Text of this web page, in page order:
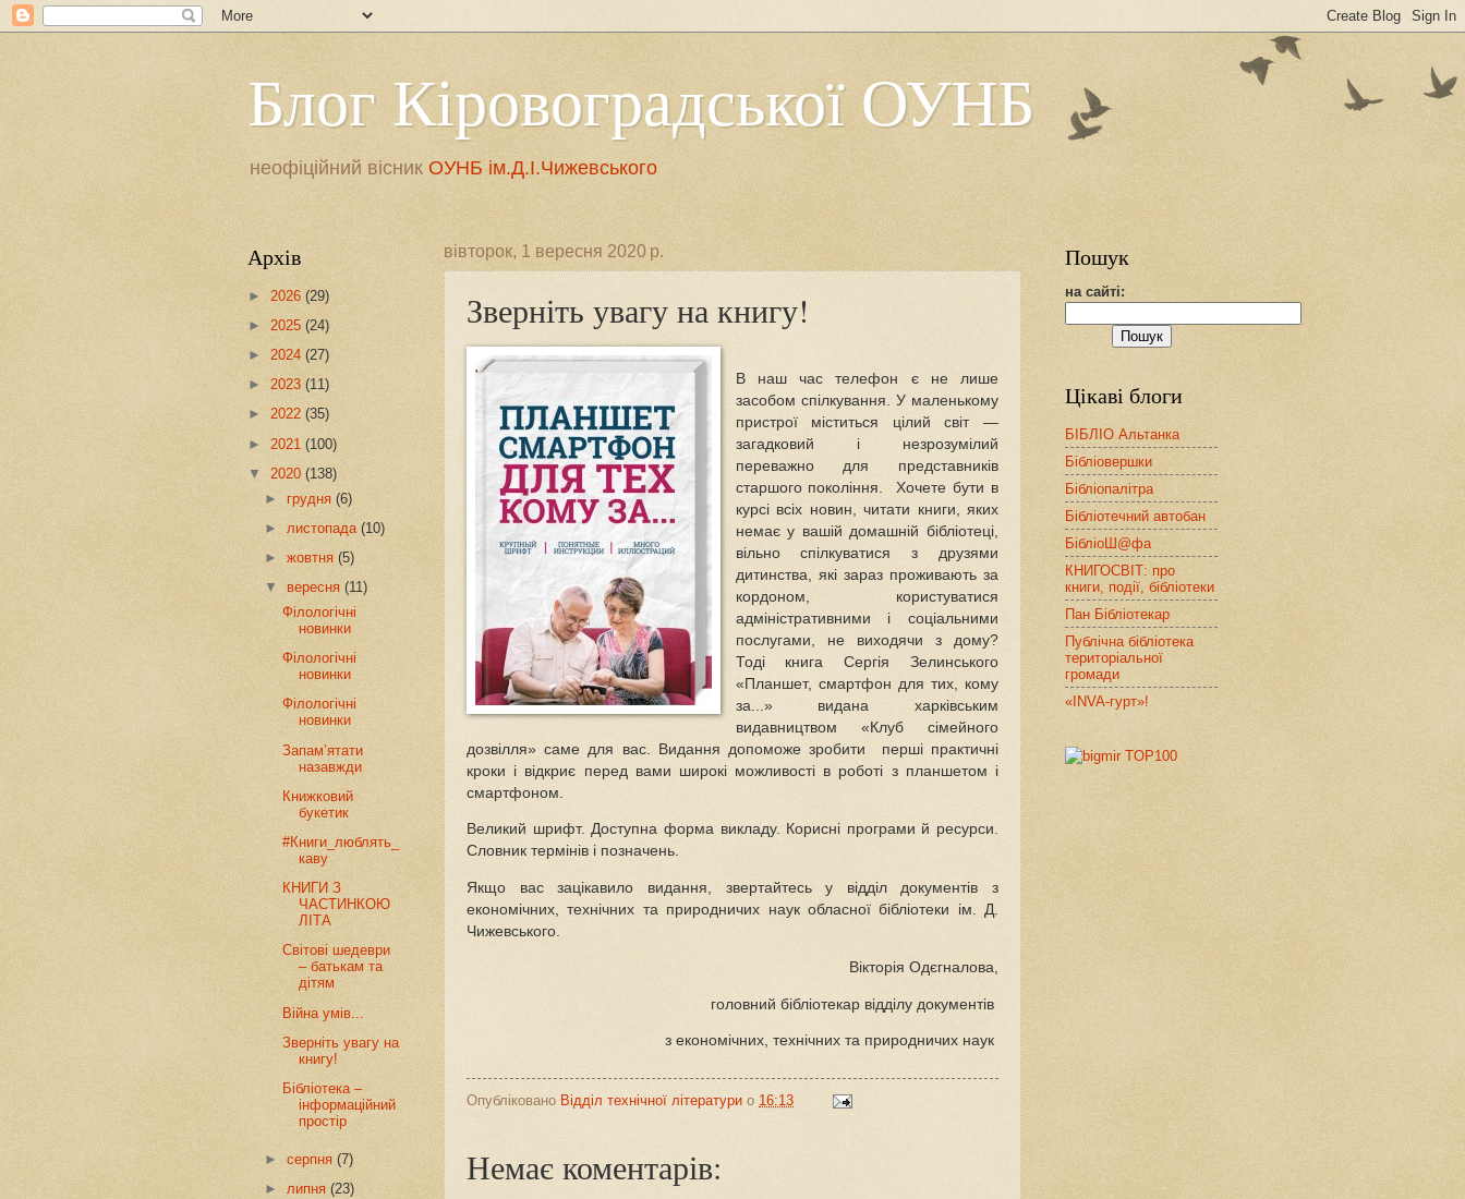
Блог Кіровоградської ОУНБ
неофіційний вісник ОУНБ ім.Д.І.Чижевського
вівторок, 1 вересня 2020 р.
Зверніть увагу на книгу!
В наш час телефон є не лише
засобом спілкування. У маленькому
пристрої міститься цілий світ —
загадковий і незрозумілий
переважно для представників
старшого покоління. Хочете бути в
курсі всіх новин, читати книги, яких
немає у вашій домашній бібліотеці,
вільно спілкуватися з друзями
дитинства, які зараз проживають за
кордоном, користуватися
адміністративними і соціальними
послугами, не виходячи з дому?
Тоді книга Сергія Зелинського
«Планшет, смартфон для тих, кому
за...» видана харківським
видавництвом «Клуб сімейного
дозвілля» саме для вас. Видання допоможе зробити перші практичні
кроки і відкриє перед вами широкі можливості в роботі з планшетом і
смартфоном.
Великий шрифт. Доступна форма викладу. Корисні програми й ресурси.
Словник термінів і позначень.
Якщо вас зацікавило видання, звертайтесь у відділ документів з
економічних, технічних та природничих наук обласної бібліотеки ім. Д.
Чижевського.
Вікторія Одєгналова,
головний бібліотекар відділу документів
з економічних, технічних та природничих наук
Опубліковано Відділ технічної літератури о 16:13
Немає коментарів:
Архів
► 2026 (29)
► 2025 (24)
► 2024 (27)
► 2023 (11)
► 2022 (35)
► 2021 (100)
▼ 2020 (138)
►грудня(6)
► листопада(10)
►жовтня(5)
▼вересня(11)
Філологічні
новинки
Філологічні
новинки
Філологічні
новинки
Запам’ятати
назавжди
Книжковий
букетик
#Книги_люблять_
каву
КНИГИ З
ЧАСТИНКОЮ
ЛІТА
Світові шедеври
– батькам та
дітям
Війна умів...
Зверніть увагу на
книгу!
Бібліотека –
інформаційний
простір
►серпня(7)
►липня(23)
Пошук
на сайті:
Цікаві блоги
БІБЛІО Альтанка
Бібліовершки
Бібліопалітра
Бібліотечний автобан
БібліоШ@фа
КНИГОСВІТ: про
книги, події, бібліотеки
Пан Бібліотекар
Публічна бібліотека
територіальної
громади
«INVA-гурт»!